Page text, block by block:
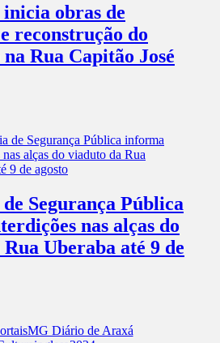
obras de
reconstrução do
Rua Capitão José
Segurança Pública
nas alças do
Uberaba até 9 de